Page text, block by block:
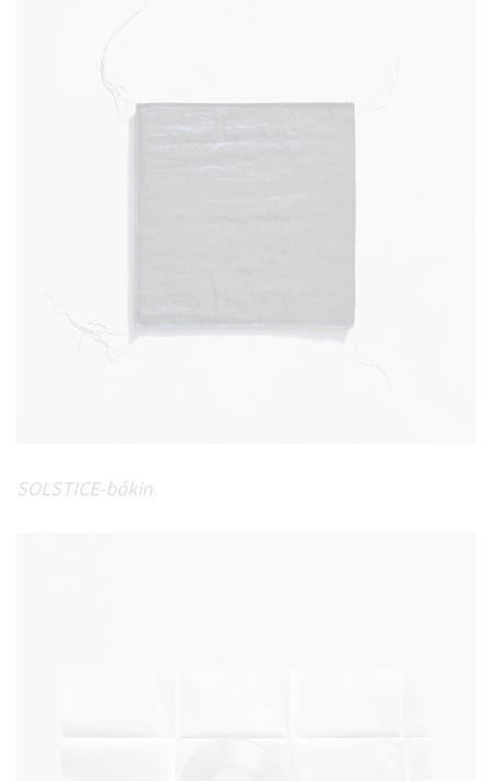
SOLSTICE-bókin